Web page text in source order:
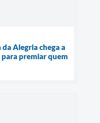
Alegria chega a
premiar quem